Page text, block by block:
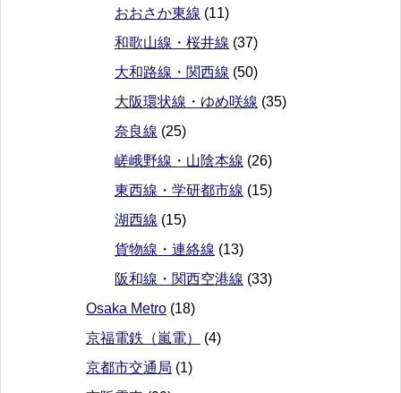
おおさか東線 (11)
和歌山線・桜井線 (37)
大和路線・関西線 (50)
大阪環状線・ゆめ咲線 (35)
奈良線 (25)
嵯峨野線・山陰本線 (26)
東西線・学研都市線 (15)
湖西線 (15)
貨物線・連絡線 (13)
阪和線・関西空港線 (33)
Osaka Metro (18)
京福電鉄（嵐電）
(4)
京都市交通局 (1)